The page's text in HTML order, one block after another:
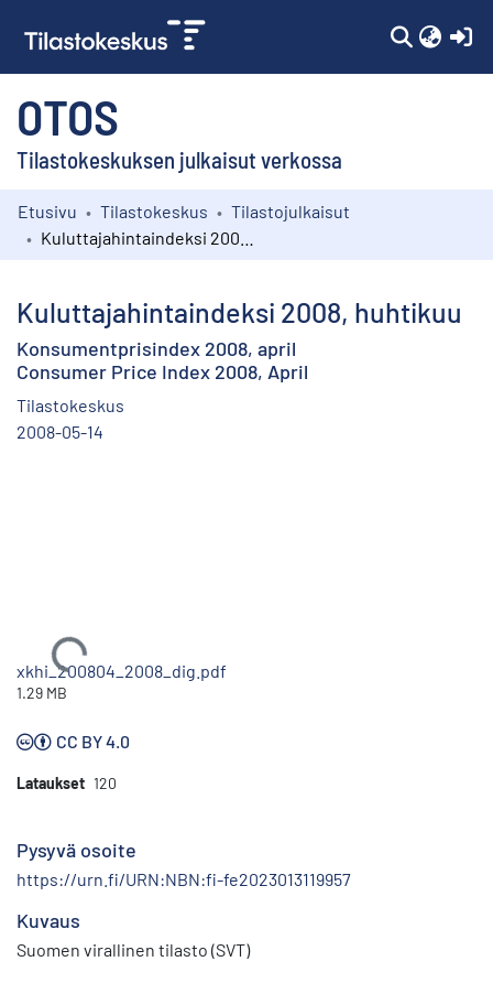
OTOS
Tilastokeskuksen julkaisut verkossa
Kokoelmat
Etusivu Tilastokeskus
Tilastojulkaisut
Kuluttajahintaindeksi 2008, huhtikuu
Konsumentprisindex 2008, april
Consumer Price Index 2008, April
Tilastokeskus
2008-05-14
Ladataan...
xkhi_200804_2008_dig.pdf
1.29 MB
CC BY 4.0
Lataukset 120
Pysyvä osoite
https://urn.fi/URN:NBN:fi-fe2023013119957
Kuvaus
Suomen virallinen tilasto (SVT)